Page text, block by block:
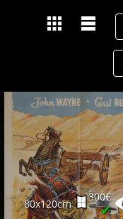
80x120cm
300€
✔